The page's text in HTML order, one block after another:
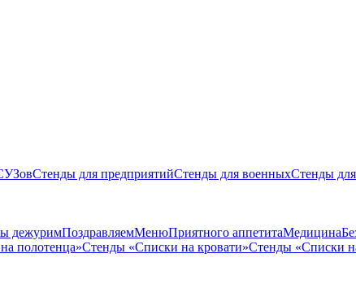
Стенды для предприятийСтенды для военныхСтенды
дежуримПоздравляемМенюПриятного аппетитаМедицина
полотенца»Стенды «Списки на кровати»Стенды «Списки